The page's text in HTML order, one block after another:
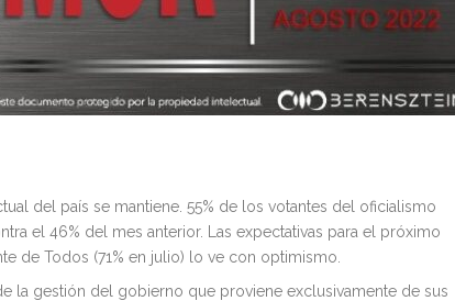
del país se mantiene. 55% de los votantes del oficialismo
el 46% del mes anterior. Las expectativas para el próximo
de Todos (71% en julio) lo ve con optimismo.
la gestión del gobierno que proviene exclusivamente de sus